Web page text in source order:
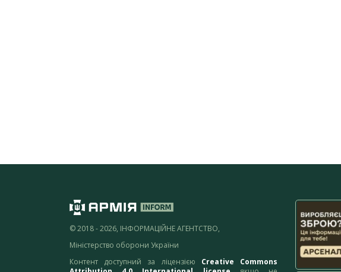
© 2018 - 2026, ІНФОРМАЦІЙНЕ АГЕНТСТВО,
Міністерство оборони України
Контент доступний за ліцензією Creative Commons